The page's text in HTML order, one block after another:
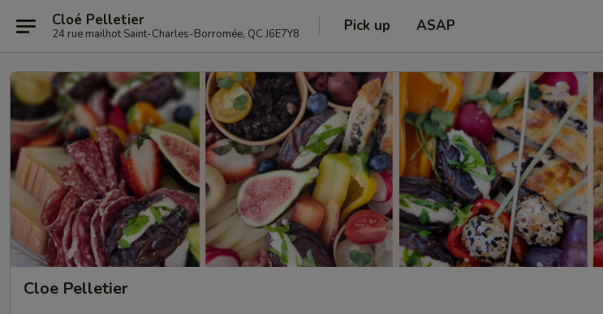
Cloé Pelletier
24 rue mailhot Saint-Charles-Borromée, QC J6E7Y8 Pick up ASAP
Cloe Pelletier